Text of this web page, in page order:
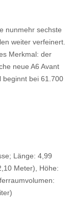
nunmehr sechste
weiter verfeinert.
Merkmal: der
neue A6 Avant
beginnt bei 61.700
Länge: 4,99
Meter), Höhe: